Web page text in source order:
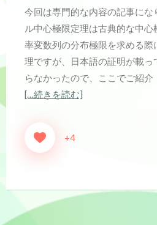
今回は専門的な内容の記事にな
ル中心極限定理は古典的な中
率変数列の分布極限を求める際
理ですが、日本語の証明が載っ
らなかったので、ここでご紹介
[…続きを読む]
+4